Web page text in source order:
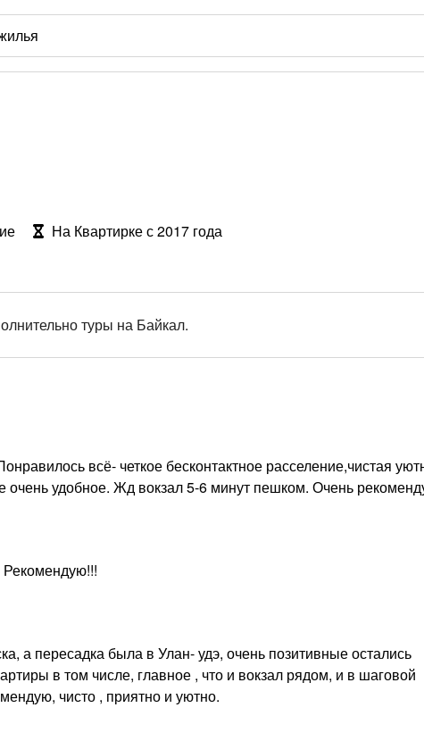
На Квартирке с 2017 года
туры на Байкал.
всё- четкое бесконтактное расселение,чистая
очень удобное. Жд вокзал 5-6 минут пешком. Очень
Рекомендую!!!
а пересадка была в Улан- удэ, очень позитивные остались
в том числе, главное , что и вокзал рядом, и в шаговой
чисто , приятно и уютно.